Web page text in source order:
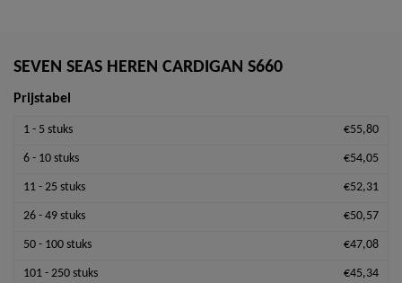
SEVEN SEAS HEREN CARDIGAN S660
Prijstabel
1 - 5 stuks €55,80
6 - 10 stuks €54,05
11 - 25 stuks €52,31
26 - 49 stuks €50,57
50 - 100 stuks €47,08
101 - 250 stuks €45,34